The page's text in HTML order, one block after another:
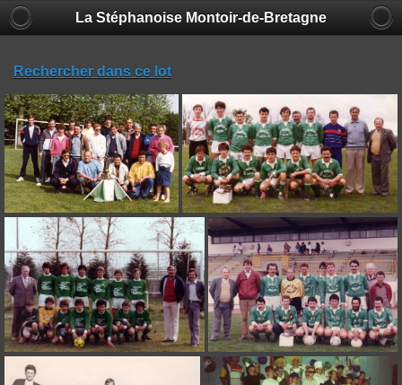
La Stéphanoise Montoir-de-Bretagne
Rechercher dans ce lot